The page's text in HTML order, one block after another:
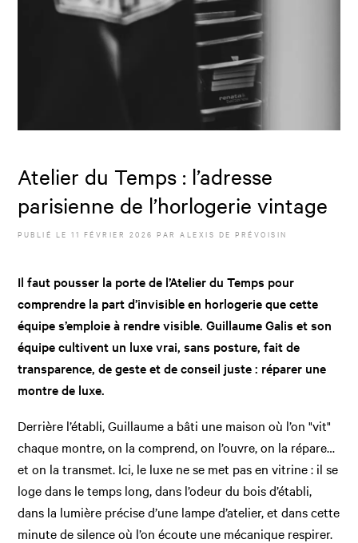
Atelier du Temps : l’adresse
parisienne de l’horlogerie vintage
PUBLIÉ LE11 FÉVRIER 2026 PARALEXIS DE PRÉVOISIN
Il faut pousser la porte de l’Atelier du Temps pour
comprendre la part d’invisible en horlogerie que cette
équipe s’emploie à rendre visible. Guillaume Galis et son
équipe cultivent un luxe vrai, sans posture, fait de
transparence, de geste et de conseil juste : réparer une
montre de luxe.
Derrière l’établi, Guillaume a bâti une maison où l’on "vit"
chaque montre, on la comprend, on l’ouvre, on la répare…
et on la transmet. Ici, le luxe ne se met pas en vitrine : il se
loge dans le temps long, dans l’odeur du bois d’établi,
dans la lumière précise d’une lampe d’atelier, et dans cette
minute de silence où l’on écoute une mécanique respirer.